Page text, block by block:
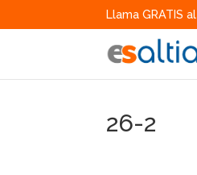
Llama GRATIS al
26-2